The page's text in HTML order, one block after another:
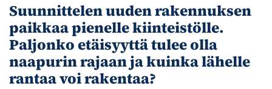
Suunnittelen uuden rakennuksen
paikkaa pienelle kiinteistölle.
Paljonko etäisyyttä tulee olla
naapurin rajaan ja kuinka lähelle
rantaa voi rakentaa?